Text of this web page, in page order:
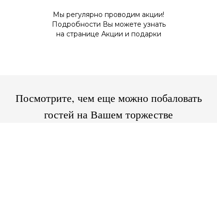
Мы регулярно проводим акции!
Подробности Вы можете узнать
на странице Акции и подарки
Посмотрите, чем еще можно побаловать
гостей на Вашем торжестве